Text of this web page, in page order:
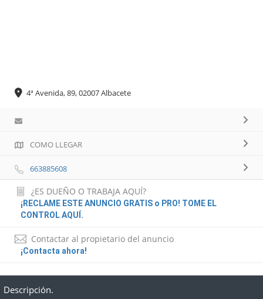
4ª Avenida, 89, 02007 Albacete
COMO LLEGAR
663885608
¿ES DUEÑO O TRABAJA AQUÍ?
¡RECLAME ESTE ANUNCIO GRATIS o PRO! TOME EL
CONTROL AQUÍ.
Contactar al propietario del anuncio
¡Contacta ahora!
Descripción.